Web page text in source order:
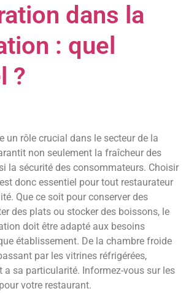
dans la
: quel
?
un rôle crucial dans le secteur de la
non seulement la fraîcheur des
la sécurité des consommateurs. Choisir
donc essentiel pour tout restaurateur
Que ce soit pour conserver des
des plats ou stocker des boissons, le
doit être adapté aux besoins
établissement. De la chambre froide
par les vitrines réfrigérées,
a sa particularité. Informez-vous sur les
votre restaurant.